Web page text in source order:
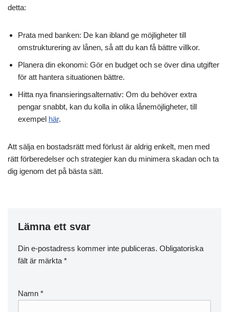
detta:
Prata med banken: De kan ibland ge möjligheter till
omstrukturering av lånen, så att du kan få bättre villkor.
Planera din ekonomi: Gör en budget och se över dina utgifter
för att hantera situationen bättre.
Hitta nya finansieringsalternativ: Om du behöver extra
pengar snabbt, kan du kolla in olika lånemöjligheter, till
exempel här.
Att sälja en bostadsrätt med förlust är aldrig enkelt, men med
rätt förberedelser och strategier kan du minimera skadan och ta
dig igenom det på bästa sätt.
Lämna ett svar
Din e-postadress kommer inte publiceras. Obligatoriska
fält är märkta *
Namn *